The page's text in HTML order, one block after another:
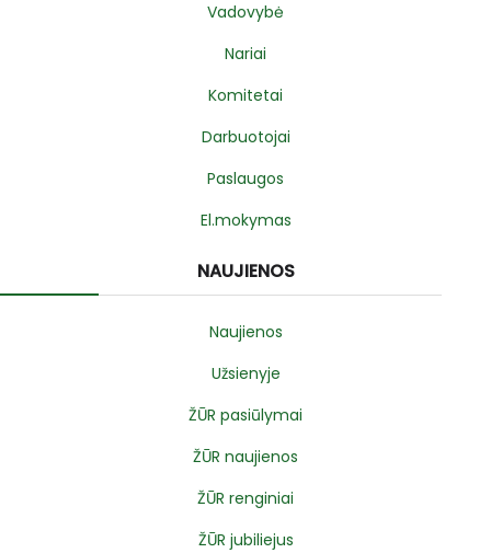
Vadovybė
Nariai
Komitetai
Darbuotojai
Paslaugos
El.mokymas
NAUJIENOS
Naujienos
Užsienyje
ŽŪR pasiūlymai
ŽŪR naujienos
ŽŪR renginiai
ŽŪR jubiliejus